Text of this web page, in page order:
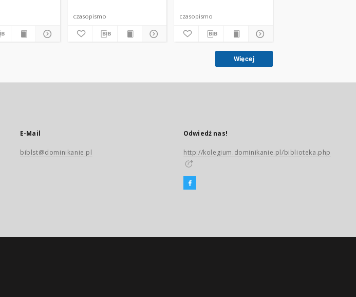
czasopismo czasopismo
Więcej
E-Mail
biblst@dominikanie.pl
Odwiedź nas!
http://kolegium.dominikanie.pl/biblioteka.php